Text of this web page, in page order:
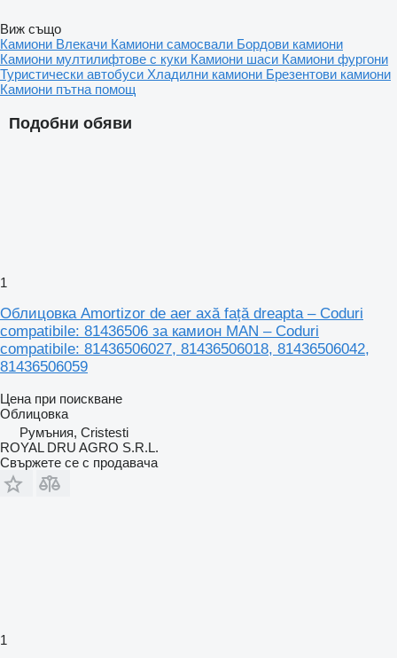
Подобни обяви
1
Облицовка Amortizor de aer axă față dreapta – Coduri
compatibile: 81436506 за камион MAN – Coduri
compatibile: 81436506027, 81436506018, 81436506042,
81436506059
Цена при поискване
Облицовка
Румъния, Cristesti
ROYAL DRU AGRO S.R.L.
Свържете се с продавача
1
Виж също
Камиони Влекачи Камиони самосвали Бордови камиони
Камиони мултилифтове с куки Камиони шаси Камиони фургони
Туристически автобуси Хладилни камиони Брезентови камиони
Камиони пътна помощ